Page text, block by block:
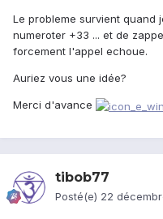
Le probleme survient quand
numeroter +33 ... et de
forcement l'appel echoue.
Auriez vous une idée?
Merci d'avance
tibob77
Posté(e) 22